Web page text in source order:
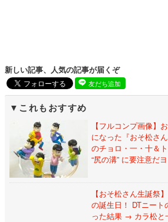
新しい記事、人気の記事が届くぞ
友だち追加
これもおすすめ
【フルコンプ画像】
になった『おそ松さ
のチョロ・一・十＆
“尻の溝” に要注意だヨ
【おそ松さん生誕祭
の誕生日！ DTニート
った結果 → カラ松と